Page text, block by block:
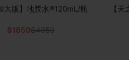
大版】地漿水®120mL/瓶
$1650$4950
【